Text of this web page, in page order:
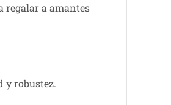
regalar a amantes
y robustez.